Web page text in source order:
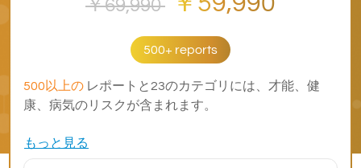
￥69,990
500+ reports
500以上の レポートと23のカテゴリには、才能、健
康、病気のリスクが含まれます。
もっと見る